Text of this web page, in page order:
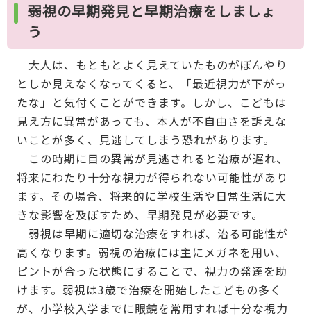
弱視の早期発見と早期治療をしましょ
う
大人は、もともとよく見えていたものがぼんやり
としか見えなくなってくると、「最近視力が下がっ
たな」と気付くことができます。しかし、こどもは
見え方に異常があっても、本人が不自由さを訴えな
いことが多く、見逃してしまう恐れがあります。
この時期に目の異常が見逃されると治療が遅れ、
将来にわたり十分な視力が得られない可能性があり
ます。その場合、将来的に学校生活や日常生活に大
きな影響を及ぼすため、早期発見が必要です。
弱視は早期に適切な治療をすれば、治る可能性が
高くなります。弱視の治療には主にメガネを用い、
ピントが合った状態にすることで、視力の発達を助
けます。弱視は3歳で治療を開始したこどもの多く
が、小学校入学までに眼鏡を常用すれば十分な視力